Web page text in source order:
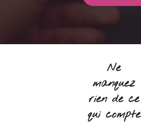
Ne
manquez
rien de ce
qui compte